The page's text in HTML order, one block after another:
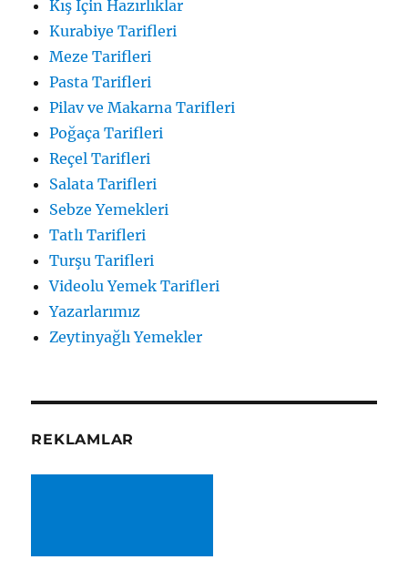
Kış İçin Hazırlıklar
Kurabiye Tarifleri
Meze Tarifleri
Pasta Tarifleri
Pilav ve Makarna Tarifleri
Poğaça Tarifleri
Reçel Tarifleri
Salata Tarifleri
Sebze Yemekleri
Tatlı Tarifleri
Turşu Tarifleri
Videolu Yemek Tarifleri
Yazarlarımız
Zeytinyağlı Yemekler
REKLAMLAR